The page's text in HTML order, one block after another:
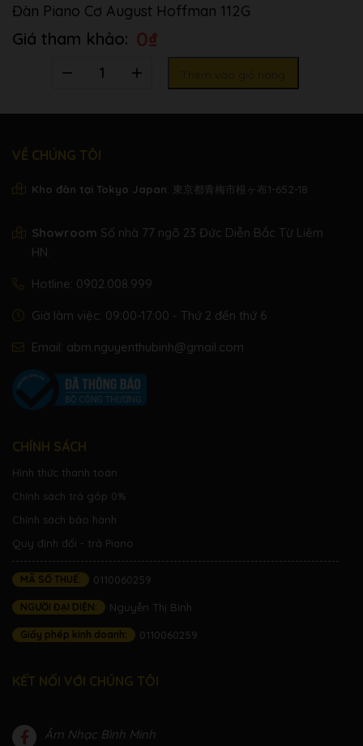
Đàn Piano Cơ August Hoffman 112G
0₫
VỀ CHÚNG TÔI
Kho đàn tại Tokyo Japan: 東京都青梅市根ヶ布1-652-18
Showroom Số nhà 77 ngõ 23 Đức Diễn Bắc Từ Liêm
HN.
Hotline: 0902.008.999
Giờ làm việc: 09:00-17:00 - Thứ 2 đến thứ 6
Email: abm.nguyenthubinh@gmail.com
CHÍNH SÁCH
Hình thức thanh toán
Chính sách trả góp 0%
Chính sách bảo hành
Quy định đổi - trả Piano
MÃ SỐ THUẾ: 0110060259
NGƯỜI ĐẠI DIỆN: Nguyễn Thị Bình
Giấy phép kinh doanh: 0110060259
KẾT NỐI VỚI CHÚNG TÔI
Âm Nhạc Bình Minh